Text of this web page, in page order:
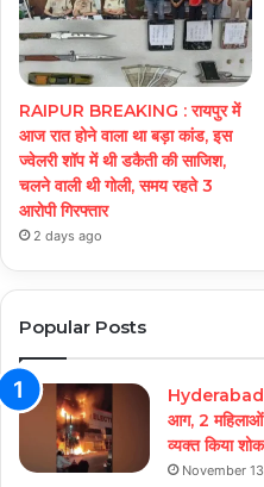
RAIPUR BREAKING : रायपुर में
आज रात होने वाला था बड़ा कांड, इस
ज्वेलरी शॉप में थी डकैती की साजिश,
चलने वाली थी गोली, समय रहते 3
आरोपी गिरफ्तार
2 days ago
Popular Posts
Hyderabad
आग, 2 महिलाओं
व्यक्त किया शोक
November